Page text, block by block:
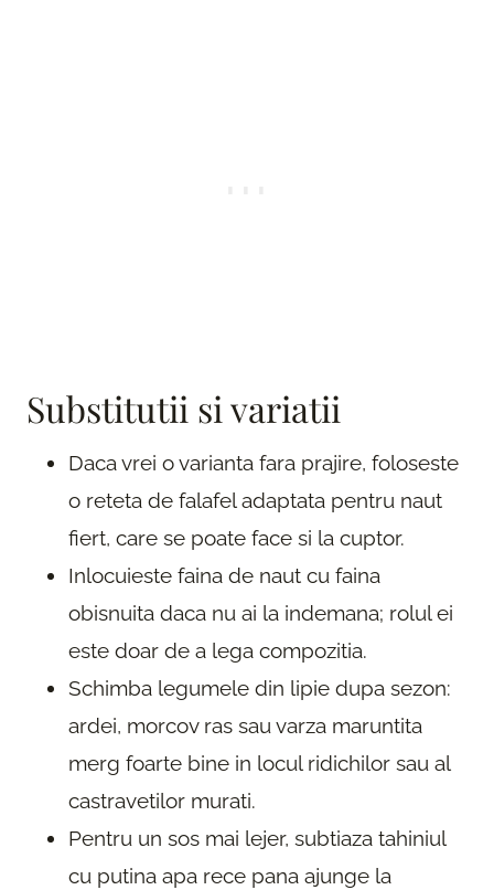
Substitutii si variatii
Daca vrei o varianta fara prajire, foloseste
o reteta de falafel adaptata pentru naut
fiert, care se poate face si la cuptor.
Inlocuieste faina de naut cu faina
obisnuita daca nu ai la indemana; rolul ei
este doar de a lega compozitia.
Schimba legumele din lipie dupa sezon:
ardei, morcov ras sau varza maruntita
merg foarte bine in locul ridichilor sau al
castravetilor murati.
Pentru un sos mai lejer, subtiaza tahiniul
cu putina apa rece pana ajunge la